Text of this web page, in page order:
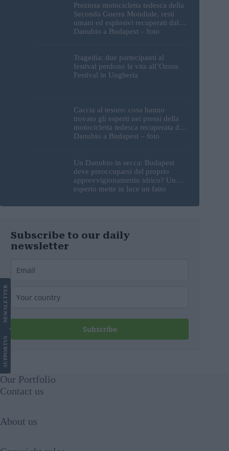
Preziosa motocicletta tedesca della
Seconda Guerra Mondiale, resti
umani ed esplosivi recuperati dal
Danubio a Budapest – foto
Tragedia: due partecipanti al
festival perdono la vita all’Ozora
Festival in Ungheria
Caccia al tesoro: cosa hanno
trovato gli esperti nei pressi della
motocicletta tedesca recuperata dal
Danubio a Budapest – foto
Un Danubio in secca: Budapest
deve preoccuparsi del proprio
approvvigionamento idrico? Un
esperto mette in luce un fatto
Subscribe to our daily
newsletter
Subscribe
SUPPORT
US
NEWS
LETTER
Our Portfolio
Contact us
About us